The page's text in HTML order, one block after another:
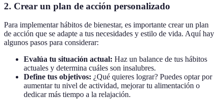
2. Crear un plan de acción personalizado
Para implementar hábitos de bienestar, es importante crear un plan
de acción que se adapte a tus necesidades y estilo de vida. Aquí hay
algunos pasos para considerar:
Evalúa tu situación actual: Haz un balance de tus hábitos
actuales y determina cuáles son insalubres.
Define tus objetivos: ¿Qué quieres lograr? Puedes optar por
aumentar tu nivel de actividad, mejorar tu alimentación o
dedicar más tiempo a la relajación.